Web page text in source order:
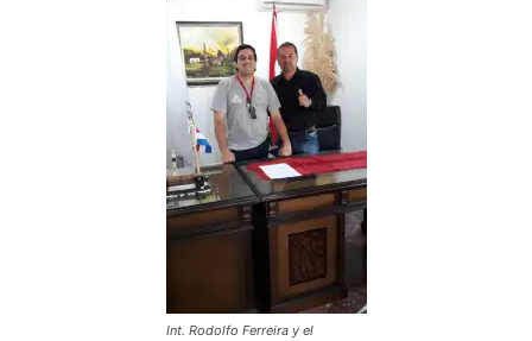
Int. Rodolfo Ferreira y el